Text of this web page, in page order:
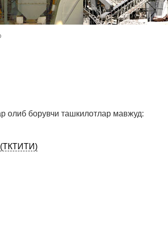
олиб борувчи ташкилотлар мавжуд:
(ТКТИТИ)